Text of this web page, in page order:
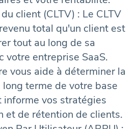
client (CLTV) : Le CLTV
total qu'un client est
tout au long de sa
votre entreprise SaaS.
vous aide à déterminer la
terme de votre base
informe vos stratégies
et de rétention de clients.